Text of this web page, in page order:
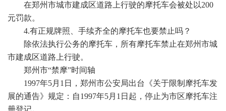
在郑州市城市建成区道路上行驶的摩托车会被处以200
元罚款。
4.有正规牌照、手续齐全的摩托车也要禁止吗？
除依法执行公务的摩托车，所有摩托车禁止在郑州市城
市建成区道路上行驶。
郑州市“禁摩”时间轴
1997年5月1日，郑州市公安局出台《关于限制摩托车发
展的通告》规定：自1997年5月1日起，停止为市区摩托车注
册登记。